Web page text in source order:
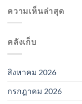
ความเห็นล่าสุด
คลังเก็บ
สิงหาคม 2026
กรกฎาคม 2026